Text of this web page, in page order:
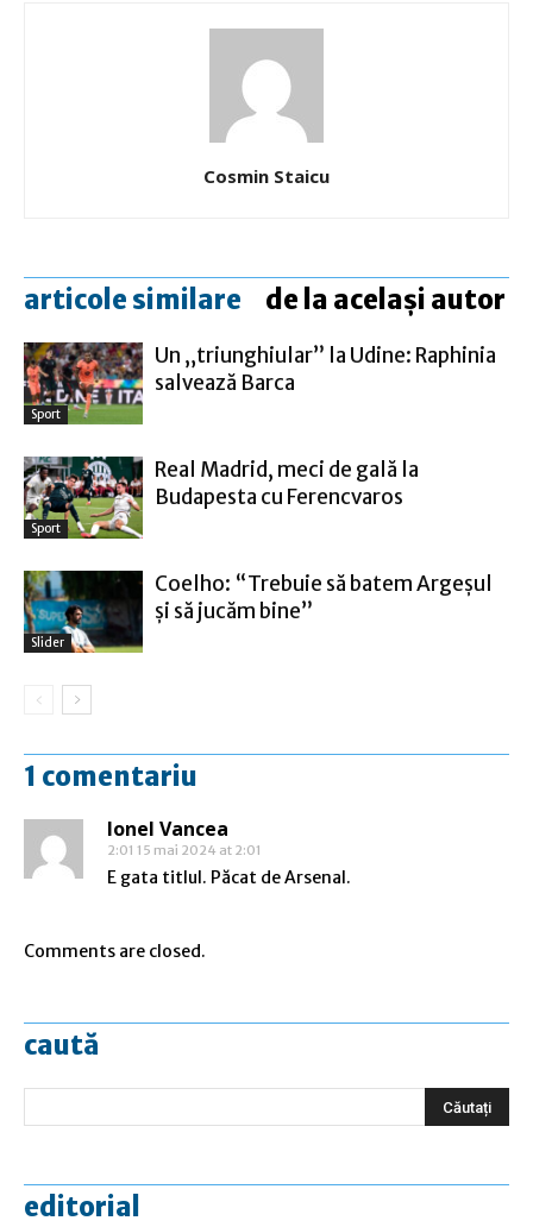
Cosmin Staicu
articole similare de la același autor
Sport
Un „triunghiular” la Udine: Raphinia
salvează Barca
Sport
Real Madrid, meci de gală la
Budapesta cu Ferencvaros
Slider
Coelho: “Trebuie să batem Argeşul
şi să jucăm bine”
1 comentariu
Ionel Vancea
2:01 15 mai 2024 at 2:01
E gata titlul. Păcat de Arsenal.
Comments are closed.
caută
editorial